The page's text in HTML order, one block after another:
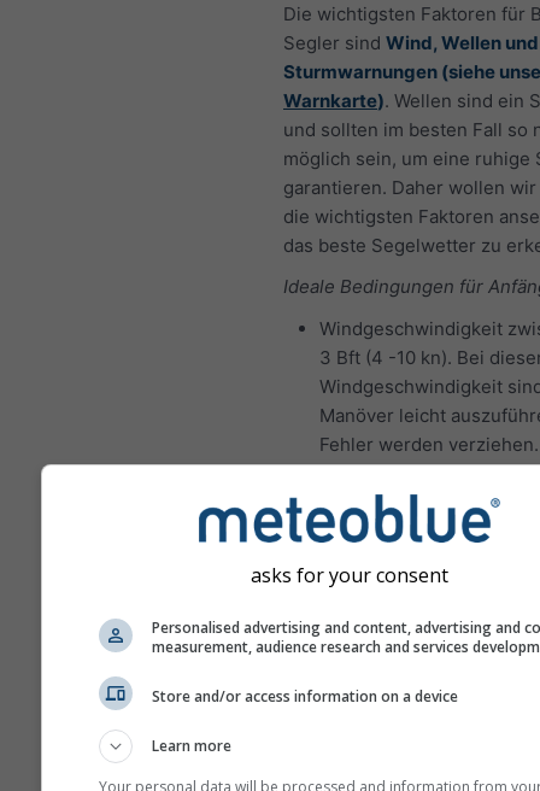
Die wichtigsten Faktoren für
Segler sind Wind, Wellen
Sturmwarnungen (siehe
Warnkarte). Wellen sind ein
und sollten im besten Fall so
möglich sein, um eine ruhige
garantieren. Daher wollen
die wichtigsten Faktoren
das beste Segelwetter zu
Ideale Bedingungen für
Windgeschwindigkeit
3 Bft (4 -10 kn). Bei
Windgeschwindigkeit
Manöver leicht
Fehler werden verziehen.
Signifikante Wellenhöhe
Ideale Segelbedingungen für
Segler:
Windgeschwindigkeit
5 Bft (10-21 kn). Bei
Windgeschwindigkeit
bessere Koordination, um
asks for your consent
Personalised advertising and content, advertising and
measurement, audience research and services
Store and/or access information on a device
Learn more
Your personal data will be processed and information from